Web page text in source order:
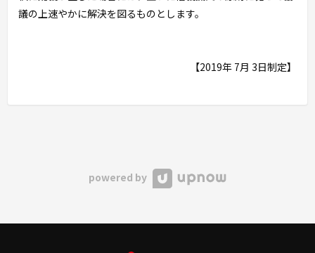
議の上速やかに解決を図るものとします。
【2019年 7月 3日制定】
powered by